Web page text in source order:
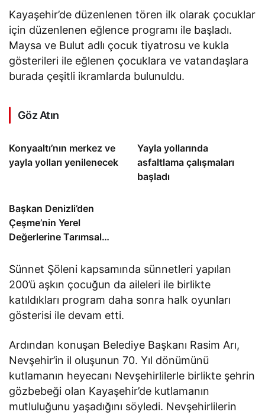
Kayaşehir’de düzenlenen tören ilk olarak çocuklar
için düzenlenen eğlence programı ile başladı.
Maysa ve Bulut adlı çocuk tiyatrosu ve kukla
gösterileri ile eğlenen çocuklara ve vatandaşlara
burada çeşitli ikramlarda bulunuldu.
Göz Atın
Konyaaltı’nın merkez ve
yayla yolları yenilenecek
Yayla yollarında
asfaltlama çalışmaları
başladı
Başkan Denizli’den
Çeşme’nin Yerel
Değerlerine Tarımsal
Sünnet Şöleni kapsamında sünnetleri yapılan
200’ü aşkın çocuğun da aileleri ile birlikte
katıldıkları program daha sonra halk oyunları
gösterisi ile devam etti.
Ardından konuşan Belediye Başkanı Rasim Arı,
Nevşehir’in il oluşunun 70. Yıl dönümünü
kutlamanın heyecanı Nevşehirlilerle birlikte şehrin
gözbebeği olan Kayaşehir’de kutlamanın
mutluluğunu yaşadığını söyledi. Nevşehirlilerin